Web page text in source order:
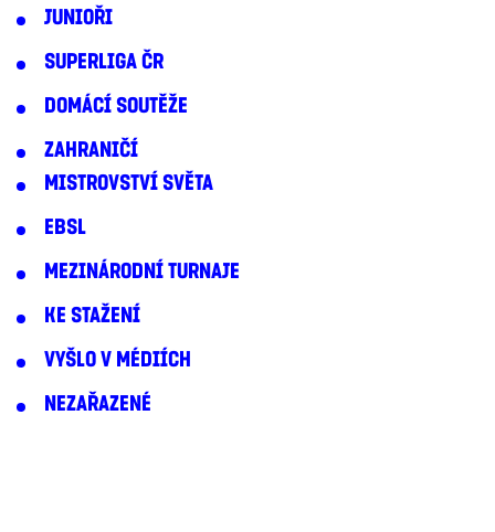
JUNIOŘI
SUPERLIGA ČR
DOMÁCÍ SOUTĚŽE
ZAHRANIČÍ
MISTROVSTVÍ SVĚTA
EBSL
MEZINÁRODNÍ TURNAJE
KE STAŽENÍ
VYŠLO V MÉDIÍCH
NEZAŘAZENÉ